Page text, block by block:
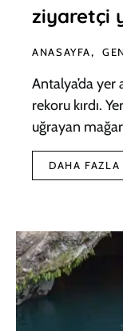
ziyaretçi
ANASAYFA
Antalya’da yer
rekoru kırdı.
uğrayan
DAHA FAZLA